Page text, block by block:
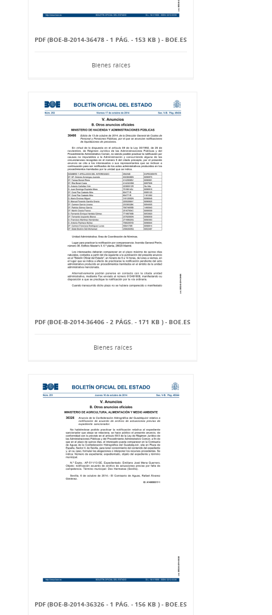
PDF (BOE-B-2014-36478 - 1 PÁG. - 153 KB ) - BOE.ES
Bienes raíces
PDF (BOE-B-2014-36406 - 2 PÁGS. - 171 KB ) - BOE.ES
Bienes raíces
PDF (BOE-B-2014-36326 - 1 PÁG. - 156 KB ) - BOE.ES